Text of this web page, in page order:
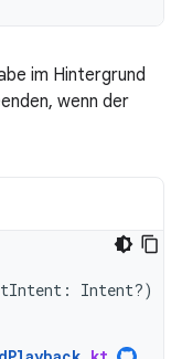
im Hintergrund
wenn der
: Intent?)